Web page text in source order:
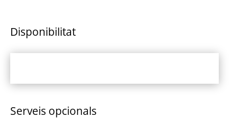
Disponibilitat
Serveis opcionals